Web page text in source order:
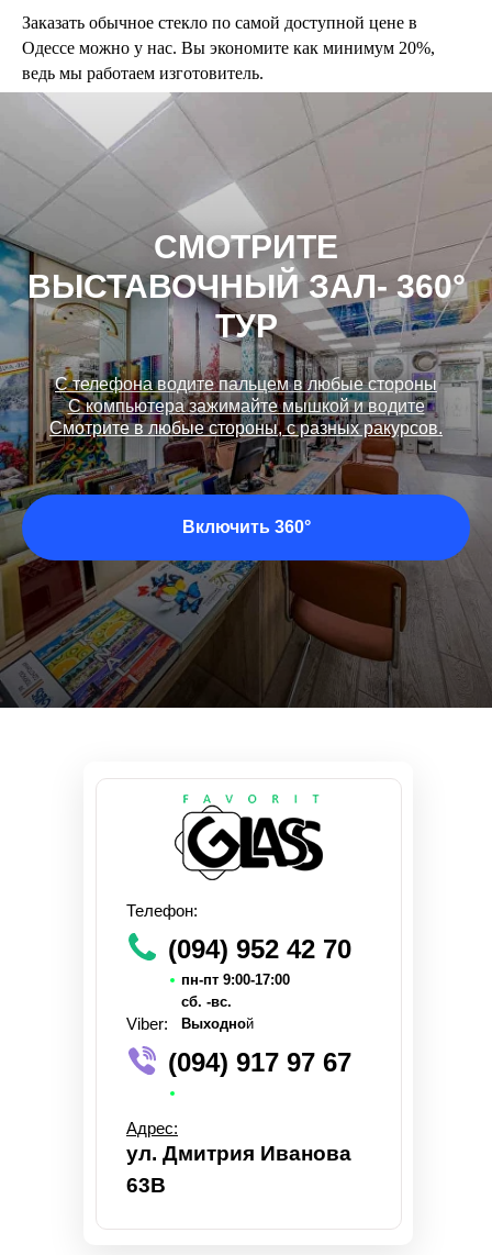
Заказать обычное стекло по самой доступной цене в
Одессе можно у нас. Вы экономите как минимум 20%,
ведь мы работаем изготовитель.
СМОТРИТЕ
ВЫСТАВОЧНЫЙ ЗАЛ- 360°
ТУР
С телефона водите пальцем в любые стороны
С компьютера зажимайте мышкой и водите
Смотрите в любые стороны, с разных ракурсов.
Включить 360°
Телефон:
пн-пт 9:00-17:00
сб. -вс.
Выходной
Viber:
(094) 917 97 67
Адрес:
ул. Дмитрия Иванова
63В
(094) 952 42 70